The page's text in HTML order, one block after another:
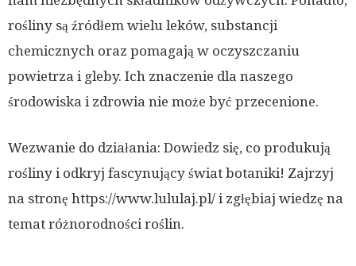
rośliny są źródłem wielu leków, substancji
chemicznych oraz pomagają w oczyszczaniu
powietrza i gleby. Ich znaczenie dla naszego
środowiska i zdrowia nie może być przecenione.
Wezwanie do działania: Dowiedz się, co produkują
rośliny i odkryj fascynujący świat botaniki! Zajrzyj
na stronę https://www.lululaj.pl/ i zgłębiaj wiedzę na
temat różnorodności roślin.